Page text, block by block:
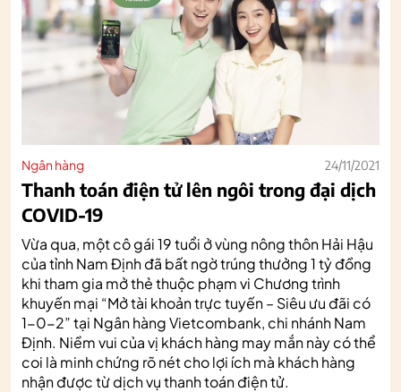
Ngân hàng 24/11/2021
Thanh toán điện tử lên ngôi trong đại dịch
COVID-19
Vừa qua, một cô gái 19 tuổi ở vùng nông thôn Hải Hậu
của tỉnh Nam Định đã bất ngờ trúng thưởng 1 tỷ đồng
khi tham gia mở thẻ thuộc phạm vi Chương trình
khuyến mại “Mở tài khoản trực tuyến – Siêu ưu đãi có
1-0-2” tại Ngân hàng Vietcombank, chi nhánh Nam
Định. Niềm vui của vị khách hàng may mắn này có thể
coi là minh chứng rõ nét cho lợi ích mà khách hàng
nhận được từ dịch vụ thanh toán điện tử.